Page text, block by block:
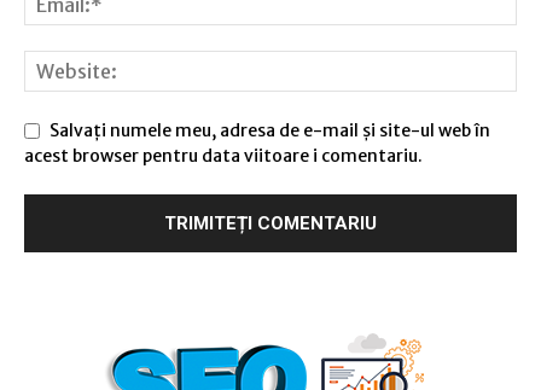
Salvați numele meu, adresa de e-mail și site-ul web în
acest browser pentru data viitoare i comentariu.